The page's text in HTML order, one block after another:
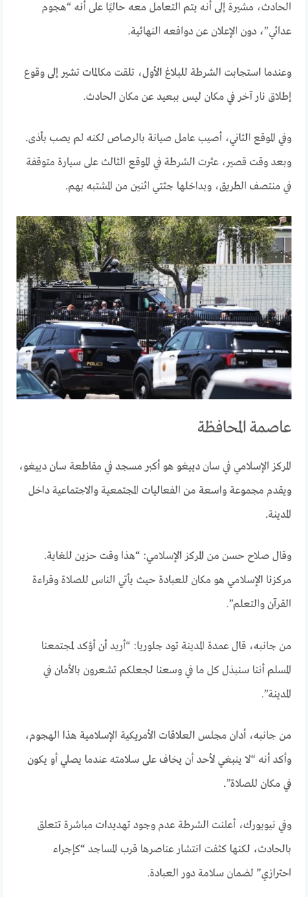
الحادث، مشيرة إلى أنه يتم التعامل معه حاليًا على أنه “هجوم
عدائي”، دون الإعلان عن دوافعه النهائية.
وعندما استجابت الشرطة للبلاغ الأول، تلقت مكالمات تشير إلى وقوع
إطلاق نار آخر في مكان ليس ببعيد عن مكان الحادث.
وفي الموقع الثاني، أصيب عامل صيانة بالرصاص لكنه لم يصب بأذى.
وبعد وقت قصير، عثرت الشرطة في الموقع الثالث على سيارة متوقفة
في منتصف الطريق، وبداخلها جثتي اثنين من المشتبه بهم.
عاصمة المحافظة
المركز الإسلامي في سان دييغو هو أكبر مسجد في مقاطعة سان دييغو،
ويقدم مجموعة واسعة من الفعاليات المجتمعية والاجتماعية داخل
المدينة.
وقال صلاح حسن من المركز الإسلامي: “هذا وقت حزين للغاية.
مركزنا الإسلامي هو مكان للعبادة حيث يأتي الناس للصلاة وقراءة
القرآن والتعلم”.
من جانبه، قال عمدة المدينة تود جلوريا: “أريد أن أؤكد لمجتمعنا
المسلم أننا سنبذل كل ما في وسعنا لجعلكم تشعرون بالأمان في
المدينة”.
من جانبه، أدان مجلس العلاقات الأمريكية الإسلامية هذا الهجوم،
وأكد أنه “لا ينبغي لأحد أن يخاف على سلامته عندما يصلي أو يكون
في مكان للصلاة”.
وفي نيويورك، أعلنت الشرطة عدم وجود تهديدات مباشرة تتعلق
بالحادث، لكنها كثفت انتشار عناصرها قرب المساجد “كإجراء
احترازي” لضمان سلامة دور العبادة.